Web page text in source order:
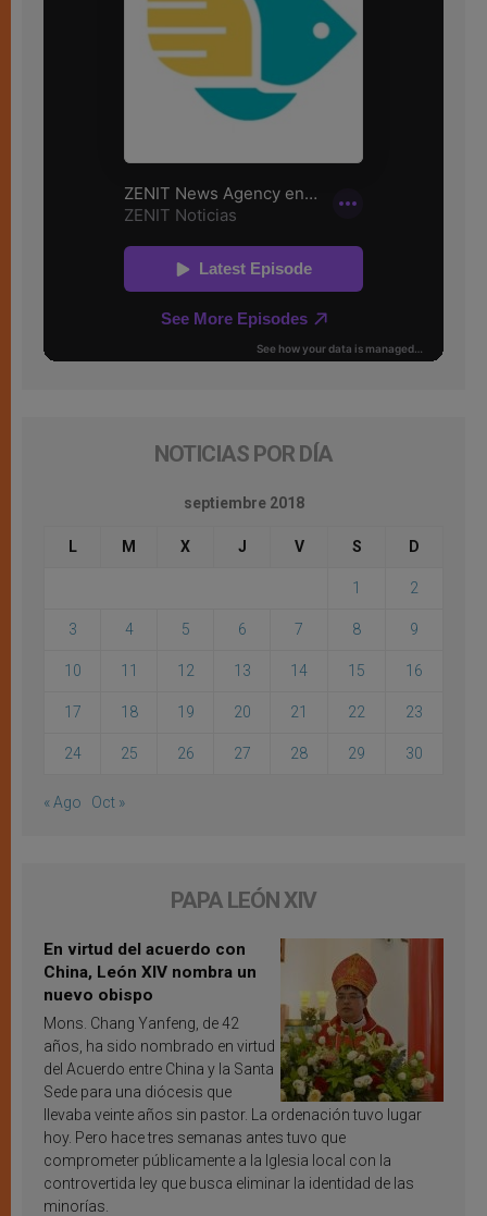
NOTICIAS POR DÍA
septiembre 2018
L M X J V S D
1 2
3 4 5 6 7 8 9
10 11 12 13 14 15 16
17 18 19 20 21 22 23
24 25 26 27 28 29 30
« Ago Oct »
PAPA LEÓN XIV
En virtud del acuerdo con
China, León XIV nombra un
nuevo obispo
Mons. Chang Yanfeng, de 42
años, ha sido nombrado en virtud
del Acuerdo entre China y la Santa
Sede para una diócesis que
llevaba veinte años sin pastor. La ordenación tuvo lugar
hoy. Pero hace tres semanas antes tuvo que
comprometer públicamente a la Iglesia local con la
controvertida ley que busca eliminar la identidad de las
minorías.